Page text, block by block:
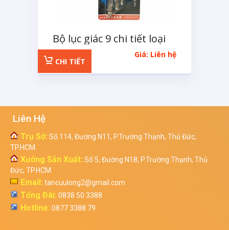
Bộ lục giác 9 chi tiết loại
ngắn
Giá: Liên hệ
CHI TIẾT
Liên Hệ
Trụ Sở: Số 114, Đường N11, P.Trường Thạnh, Thủ Đức,
TP.HCM.
Xưởng Sản Xuất: Số 5, Đường N18, P.Trường Thạnh, Thủ
Đức, TP.HCM.
Email: tancuulong2@gmail.com
Tổng Đài: 0838 50 3388
Hotline: 0877 3388 79